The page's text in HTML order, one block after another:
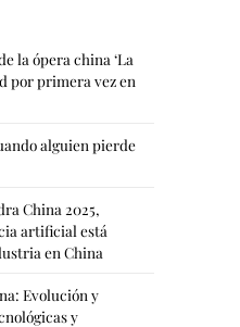
la ópera china ‘La
por primera vez en
alguien pierde
China 2025,
artificial está
en China
Evolución y
y